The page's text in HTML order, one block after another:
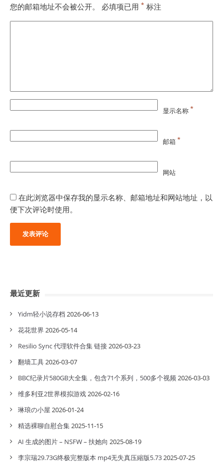
您的邮箱地址不会被公开。 必填项已用 * 标注
显示名称*
邮箱*
网站
在此浏览器中保存我的显示名称、邮箱地址和网站地址，以
便下次评论时使用。
最近更新
Yidm轻小说存档 2026-06-13
花花世界 2026-05-14
Resilio Sync 代理软件合集 链接2026-03-23
翻墙工具2026-03-07
BBC纪录片580GB大全集，包含71个系列，500多个视频2026-03-03
维多利亚2世界模拟游戏2026-02-16
琳琅の小屋 2026-01-24
精选裸聊自慰合集2025-11-15
AI 生成的图片 – NSFW – 扶她向 2025-08-19
李宗瑞29.73G终极完整版本 mp4无失真压縮版5.732025-07-25